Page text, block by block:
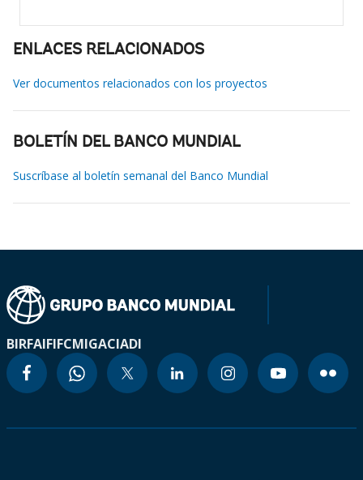
ENLACES RELACIONADOS
Ver documentos relacionados con los proyectos
BOLETÍN DEL BANCO MUNDIAL
Suscríbase al boletín semanal del Banco Mundial
BIRFAIFIFCMIGACIADI